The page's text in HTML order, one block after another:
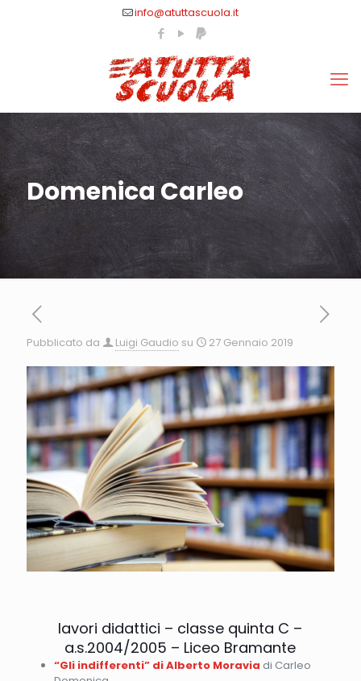
info@atuttascuola.it
Domenica Carleo
Pubblicato da Luigi Gaudio su 27 Gennaio 2019
lavori didattici – classe quinta C –
a.s.2004/2005 – Liceo Bramante
“Gli indifferenti” di Alberto Moravia di Carleo